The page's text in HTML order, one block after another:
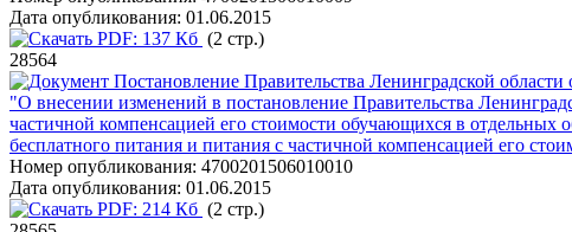
Дата опубликования: 01.06.2015
PDF: 137 Кб (2 стр.)
28564
Постановление Правительства Ленинградской
"О внесении изменений в постановление Правительства
частичной компенсацией его стоимости обучающихся в отдельных
бесплатного питания и питания с частичной компенсацией его
Номер опубликования: 4700201506010010
Дата опубликования: 01.06.2015
PDF: 214 Кб (2 стр.)